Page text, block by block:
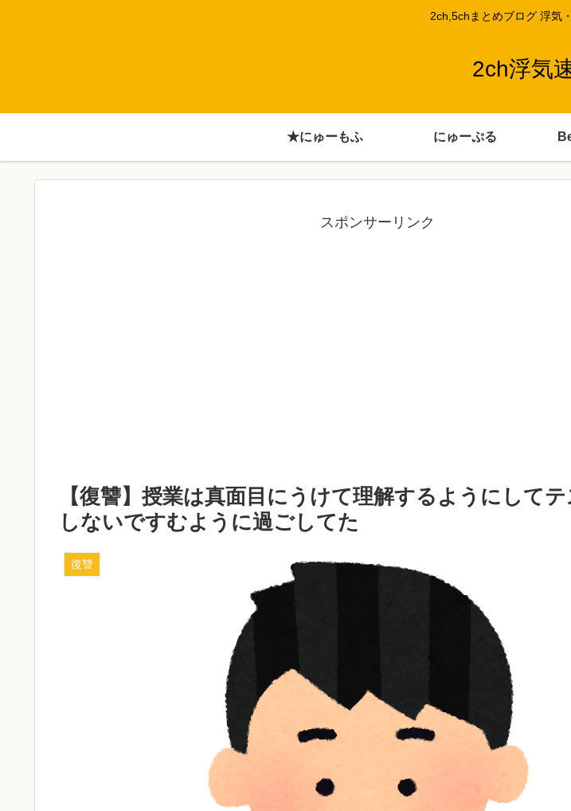
2ch,5chまとめブログ 浮気
2ch浮気
★にゅーもふ にゅーぷる
スポンサーリンク
【復讐】授業は真面目にうけて理解するようにして
しないですむように過ごしてた
復讐